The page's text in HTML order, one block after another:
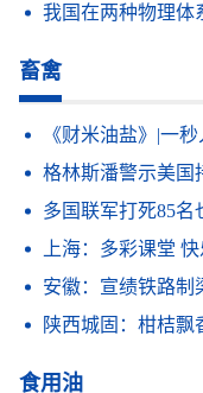
我国在两种物理体
畜禽
《财米油盐》|一
格林斯潘警示美国
多国联军打死85名
上海：多彩课堂
安徽：宣绩铁路制
陕西城固：柑桔飘
食用油